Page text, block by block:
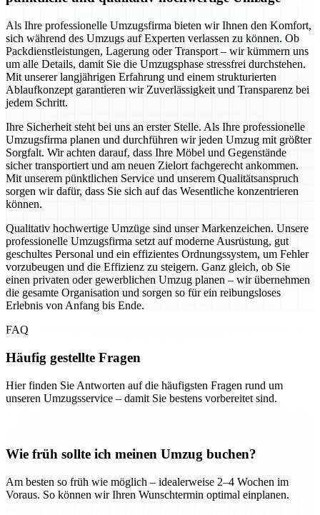
Als Ihre professionelle Umzugsfirma bieten wir Ihnen den Komfort,
sich während des Umzugs auf Experten verlassen zu können. Ob
Packdienstleistungen, Lagerung oder Transport – wir kümmern uns
um alle Details, damit Sie die Umzugsphase stressfrei durchstehen.
Mit unserer langjährigen Erfahrung und einem strukturierten
Ablaufkonzept garantieren wir Zuverlässigkeit und Transparenz bei
jedem Schritt.
Ihre Sicherheit steht bei uns an erster Stelle. Als Ihre professionelle
Umzugsfirma planen und durchführen wir jeden Umzug mit größter
Sorgfalt. Wir achten darauf, dass Ihre Möbel und Gegenstände
sicher transportiert und am neuen Zielort fachgerecht ankommen.
Mit unserem pünktlichen Service und unserem Qualitätsanspruch
sorgen wir dafür, dass Sie sich auf das Wesentliche konzentrieren
können.
Qualitativ hochwertige Umzüge sind unser Markenzeichen. Unsere
professionelle Umzugsfirma setzt auf moderne Ausrüstung, gut
geschultes Personal und ein effizientes Ordnungssystem, um Fehler
vorzubeugen und die Effizienz zu steigern. Ganz gleich, ob Sie
einen privaten oder gewerblichen Umzug planen – wir übernehmen
die gesamte Organisation und sorgen so für ein reibungsloses
Erlebnis von Anfang bis Ende.
FAQ
Häufig gestellte Fragen
Hier finden Sie Antworten auf die häufigsten Fragen rund um
unseren Umzugsservice – damit Sie bestens vorbereitet sind.
Wie früh sollte ich meinen Umzug buchen?
Am besten so früh wie möglich – idealerweise 2–4 Wochen im
Voraus. So können wir Ihren Wunschtermin optimal einplanen.